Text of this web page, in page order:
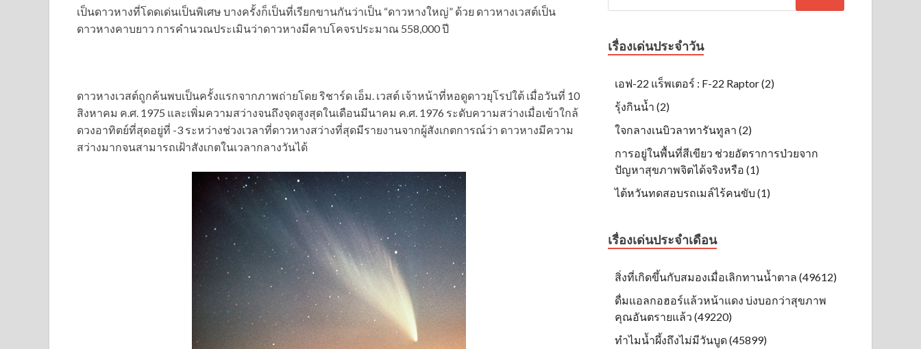
เป็นดาวหางที่โดดเด่นเป็นพิเศษ บางครั้งก็เป็นที่เรียกขานกันว่าเป็น “ดาวหางใหญ่” ด้วย ดาวหางเวสต์เป็น
ดาวหางคาบยาว การคำนวณประเมินว่าดาวหางมีคาบโคจรประมาณ 558,000 ปี
ดาวหางเวสต์ถูกค้นพบเป็นครั้งแรกจากภาพถ่ายโดย ริชาร์ด เอ็ม. เวสต์ เจ้าหน้าที่หอดูดาวยุโรปใต้ เมื่อวันที่ 10
สิงหาคม ค.ศ. 1975 และเพิ่มความสว่างจนถึงจุดสูงสุดในเดือนมีนาคม ค.ศ. 1976 ระดับความสว่างเมื่อเข้าใกล้
ดวงอาทิตย์ที่สุดอยู่ที่ -3 ระหว่างช่วงเวลาที่ดาวหางสว่างที่สุดมีรายงานจากผู้สังเกตการณ์ว่า ดาวหางมีความ
สว่างมากจนสามารถเฝ้าสังเกตในเวลากลางวันได้
เรื่องเด่นประจำวัน
เอฟ-22 แร็พเตอร์ : F-22 Raptor (2)
รุ้งกินน้ำ (2)
ใจกลางเนบิวลาทารันทูลา (2)
การอยู่ในพื้นที่สีเขียว ช่วยอัตราการป่วยจาก
ปัญหาสุขภาพจิตได้จริงหรือ (1)
ไต้หวันทดสอบรถเมล์ไร้คนขับ (1)
เรื่องเด่นประจำเดือน
สิ่งที่เกิดขึ้นกับสมองเมื่อเลิกทานน้ำตาล (49612)
ดื่มแอลกอฮอร์แล้วหน้าแดง บ่งบอกว่าสุขภาพ
คุณอันตรายแล้ว (49220)
ทำไมน้ำผึ้งถึงไม่มีวันบูด (45899)